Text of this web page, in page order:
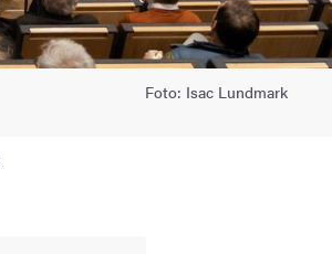
Foto: Isac Lundmark